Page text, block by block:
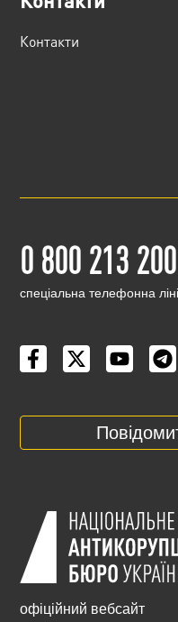
Контакти
0 800 213 200
cпеціальна телефонна
офіційний вебсайт